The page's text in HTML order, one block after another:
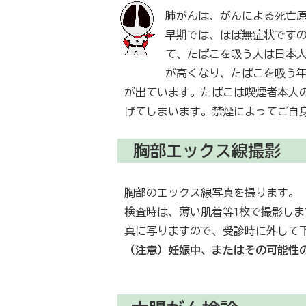
肺がんは、がんによる死亡
早期では、ほぼ無症状です
て、たばこを吸う人は日本
が高くなり、たばこを吸う
が出ています。たばこは喫煙者本人
げてしまいます。禁煙によってご自
胸部エックス線撮影
胸部のエックス線写真を撮ります。
検査時は、薄い肌着等1枚で撮影し
真に写りますので、受診時に外して
（注意）妊娠中、またはその可能